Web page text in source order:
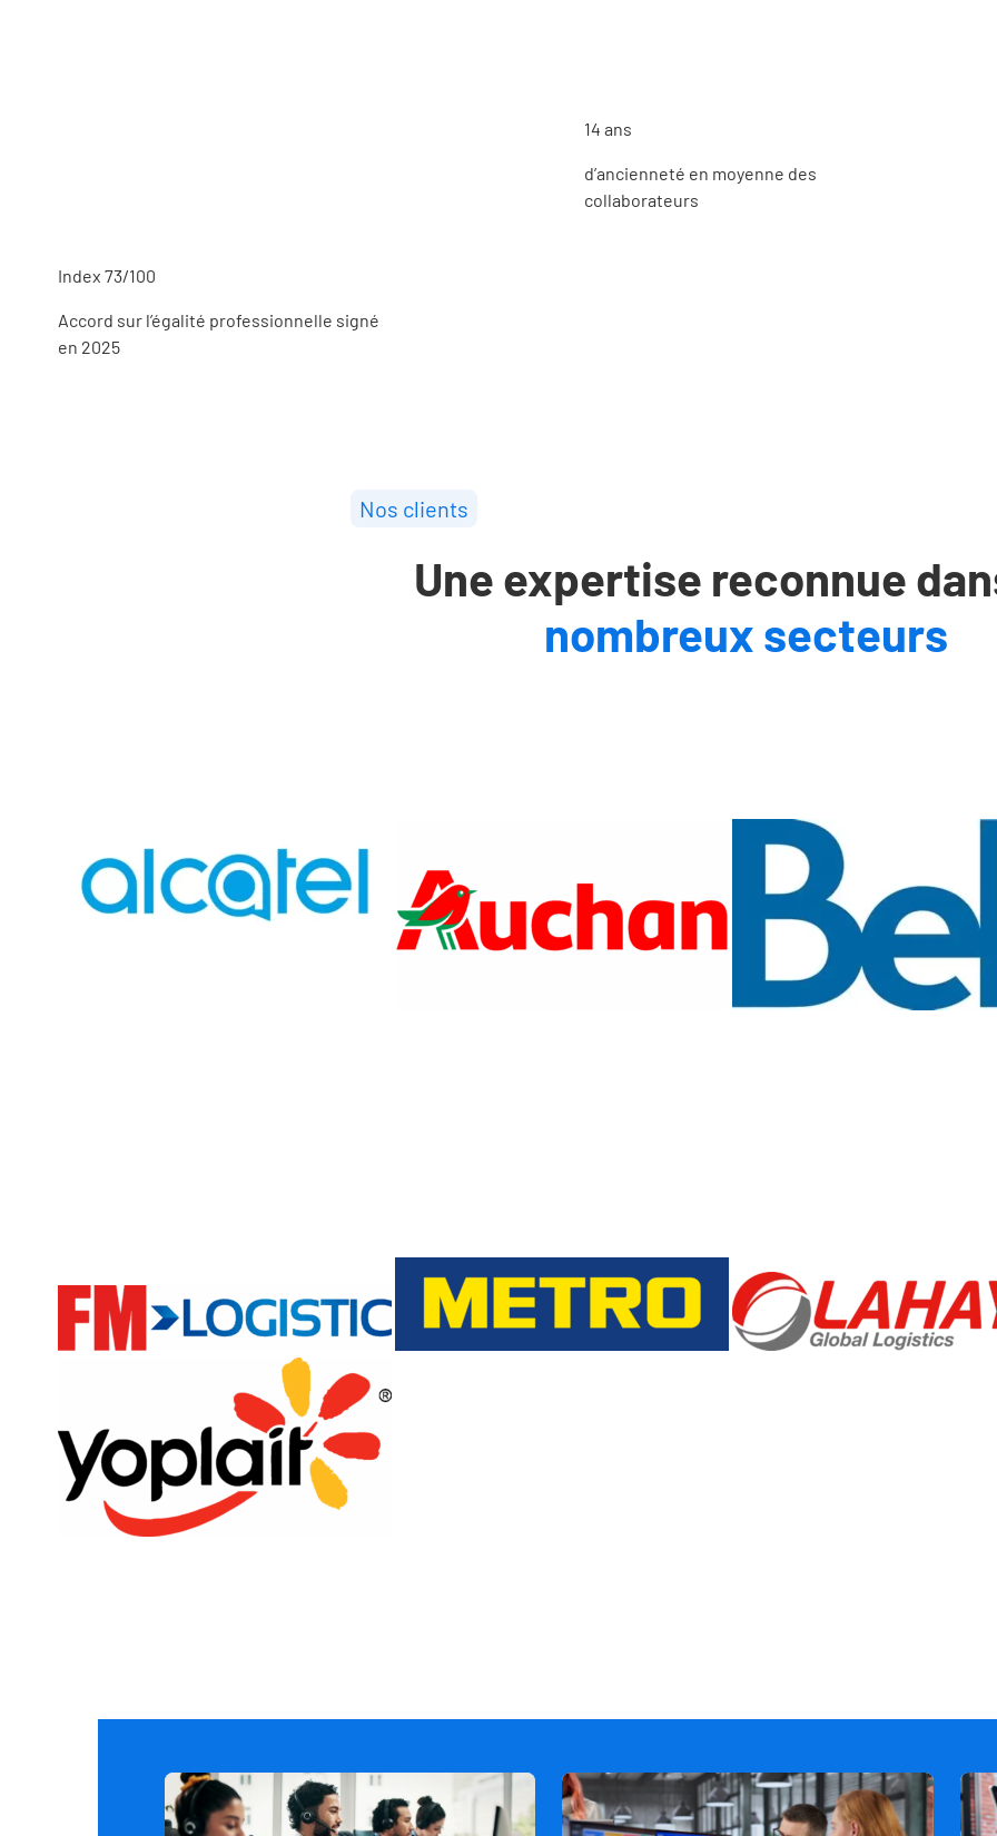
Index 73/100
Accord sur l’égalité professionnelle signé
en 2025
14 ans
d’ancienneté en moyenne des
collaborateurs
Nos clients
Une expertise reconnue
nombreux secteurs